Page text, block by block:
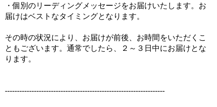
・個別のリーディングメッセージをお届けいたします。お
届けはベストなタイミングとなります。
その時の状況により、お届けが前後、お時間をいただくこ
ともございます。通常でしたら、２～３日中にお届けとな
ります。
------------------------------------------------------------------